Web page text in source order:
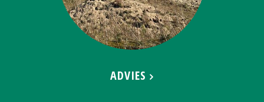
ADVIES